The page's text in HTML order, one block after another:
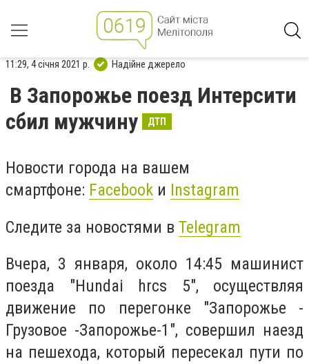
11:29, 4 січня 2021 р. Надійне джерело
В Запорожье поезд Интерсити
сбил мужчину
ДТП
Новости города на вашем
смартфоне: Facebook и Instagram
Следите за новостями в Telegram
Вчера, 3 января, около 14:45 машинист
поезда "Hundai hrcs 5", осуществляя
движение по перегонке "Запорожье -
Грузовое -Запорожье-1", совершил наезд
на пешехода, который пересекал пути по